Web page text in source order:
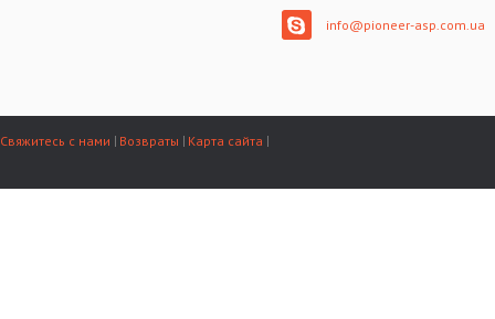
info@pioneer-asp.com.ua
Свяжитесь с нами Возвраты Карта сайта